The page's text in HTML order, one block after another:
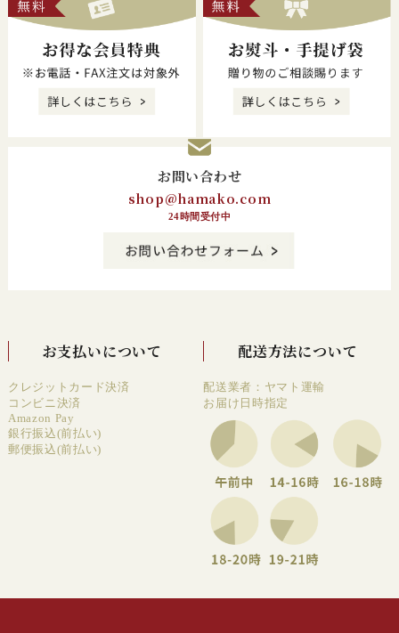
お問い合わせ
shop@hamako.com
24時間受付中
お支払いについて
クレジットカード決済
コンビニ決済
Amazon Pay
銀行振込(前払い)
郵便振込(前払い)
配送方法について
配送業者：ヤマト運輸
お届け日時指定